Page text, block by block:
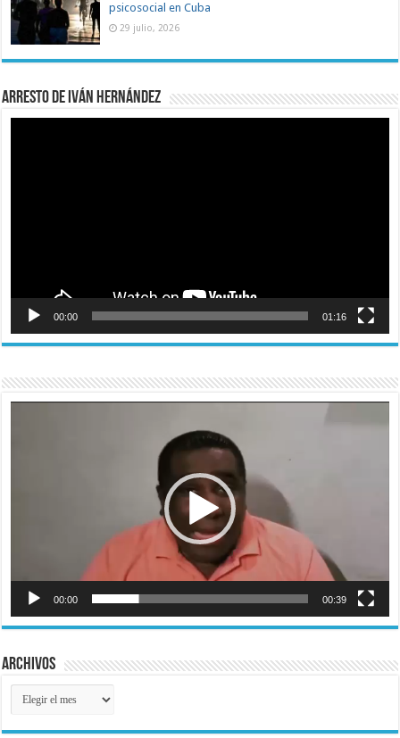
psicosocial en Cuba
29 julio, 2026
Arresto de Iván Hernández
00:00 01:16
Reproductor
00:00 00:39
Archivos
Archivos